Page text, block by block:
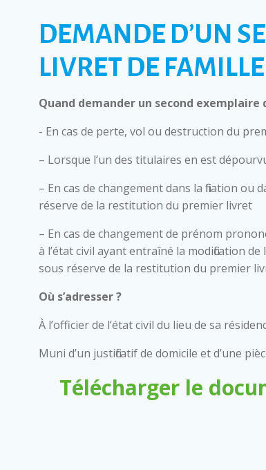
DEMANDE D’UN
LIVRET DE FAMILLE
Quand demander un second
- En cas de perte, vol ou destruction du
– Lorsque l’un des titulaires en est
– En cas de changement dans la filiation
réserve de la restitution du premier livret
– En cas de changement de prénom
à l’état civil ayant entraîné la modification
sous réserve de la restitution du premier
Où s’adresser ?
À l’officier de l’état civil du lieu de sa
Muni d’un justificatif de domicile et d’une
Télécharger le